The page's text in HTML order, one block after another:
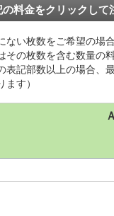
の料金をクリックして
ない枚数をご希望の場
その枚数を含む数量の
表記部数以上の場合、
ます）